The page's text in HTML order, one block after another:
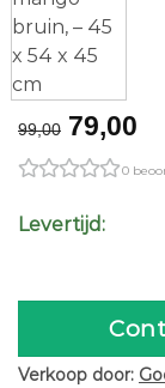
99,00 Original
price
was:
€99,00.
79,00
is:
0
Levertijd:
Verkoop door: